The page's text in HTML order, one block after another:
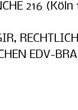
216 (Köln
EDV-